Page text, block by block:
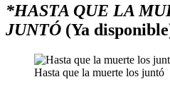
*HASTA QUE LA
JUNTÓ (Ya
Hasta que la muerte los juntó